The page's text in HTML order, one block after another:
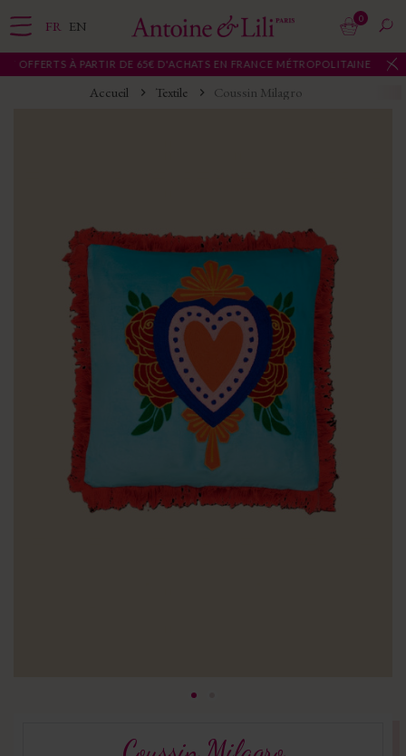
À PARTIR DE 65€ D'ACHATS EN FRANCE MÉTROPOLITAINE
FR EN 0
Accueil Textile Coussin Milagro